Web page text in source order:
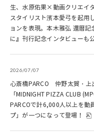
生、水原佑果×動画クリエイ
スタイリスト濱本愛弓を起用
ョンを表現。本木雅弘 還暦
に』刊行記念インタビューも公
2026/07/07
心斎橋PARCO 仲野太賀・上
「MIDNIGHT PIZZA CLUB
PARCOで計6,000人以上を動
プ」が一つになって登場！